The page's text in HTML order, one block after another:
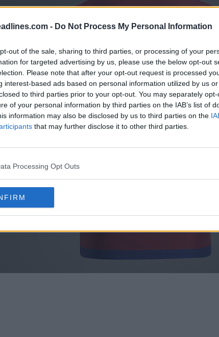
- Do Not Process My Personal Information
out of the sale, sharing to third parties, or processing of your
for targeted advertising by us, please use the below opt-out
Please note that after your opt-out request is processed
interest-based ads based on personal information utilized by us
to third parties prior to your opt-out. You may separately
of your personal information by third parties on the IAB’s list of
information may also be disclosed by us to third parties on the
that may further disclose it to other third parties.
Processing Opt Outs